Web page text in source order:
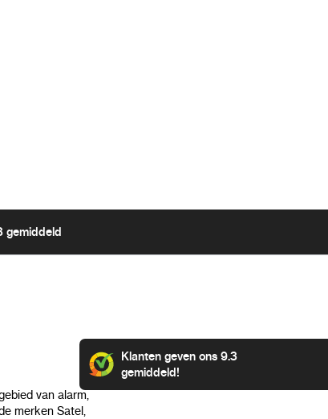
gemiddeld
van alarm,
merken Satel,
Klanten geven ons 9.3
gemiddeld!